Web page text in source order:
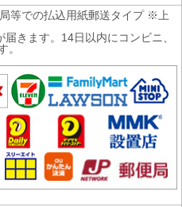
等での払込用紙郵送タイプ ※上
きます。14日以内にコンビニ、
。